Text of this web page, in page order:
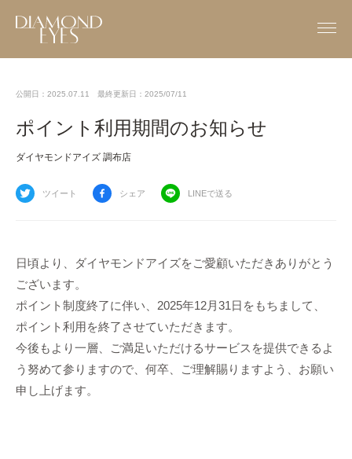
公開日：2025.07.11 最終更新日：2025/07/11
ポイント利用期間のお知らせ
ダイヤモンドアイズ 調布店
ツイート シェア LINEで送る
日頃より、ダイヤモンドアイズをご愛顧いただきありがとう
ございます。
ポイント制度終了に伴い、2025年12月31日をもちまして、
ポイント利用を終了させていただきます。
今後もより一層、ご満足いただけるサービスを提供できるよ
う努めて参りますので、何卒、ご理解賜りますよう、お願い
申し上げます。